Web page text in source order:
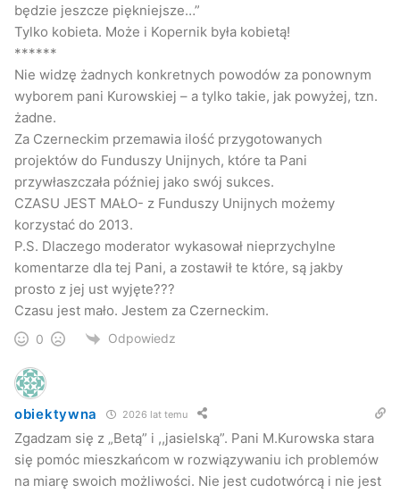
będzie jeszcze piękniejsze…”
Tylko kobieta. Może i Kopernik była kobietą!
******
Nie widzę żadnych konkretnych powodów za ponownym
wyborem pani Kurowskiej – a tylko takie, jak powyżej, tzn.
żadne.
Za Czerneckim przemawia ilość przygotowanych
projektów do Funduszy Unijnych, które ta Pani
przywłaszczała później jako swój sukces.
CZASU JEST MAŁO- z Funduszy Unijnych możemy
korzystać do 2013.
P.S. Dlaczego moderator wykasował nieprzychylne
komentarze dla tej Pani, a zostawił te które, są jakby
prosto z jej ust wyjęte???
Czasu jest mało. Jestem za Czerneckim.
0 Odpowiedz
obiektywna 2026 lat temu
Zgadzam się z „Betą” i ,,jasielską”. Pani M.Kurowska stara
się pomóc mieszkańcom w rozwiązywaniu ich problemów
na miarę swoich możliwości. Nie jest cudotwórcą i nie jest